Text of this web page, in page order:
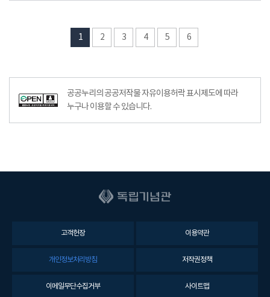
1 2 3 4 5 6
공공누리의 공공저작물 자유이용허락 표시제도에 따라
누구나 이용할 수 있습니다.
고객헌장 이용약관
개인정보처리방침 저작권정책
이메일무단수집거부 사이트맵